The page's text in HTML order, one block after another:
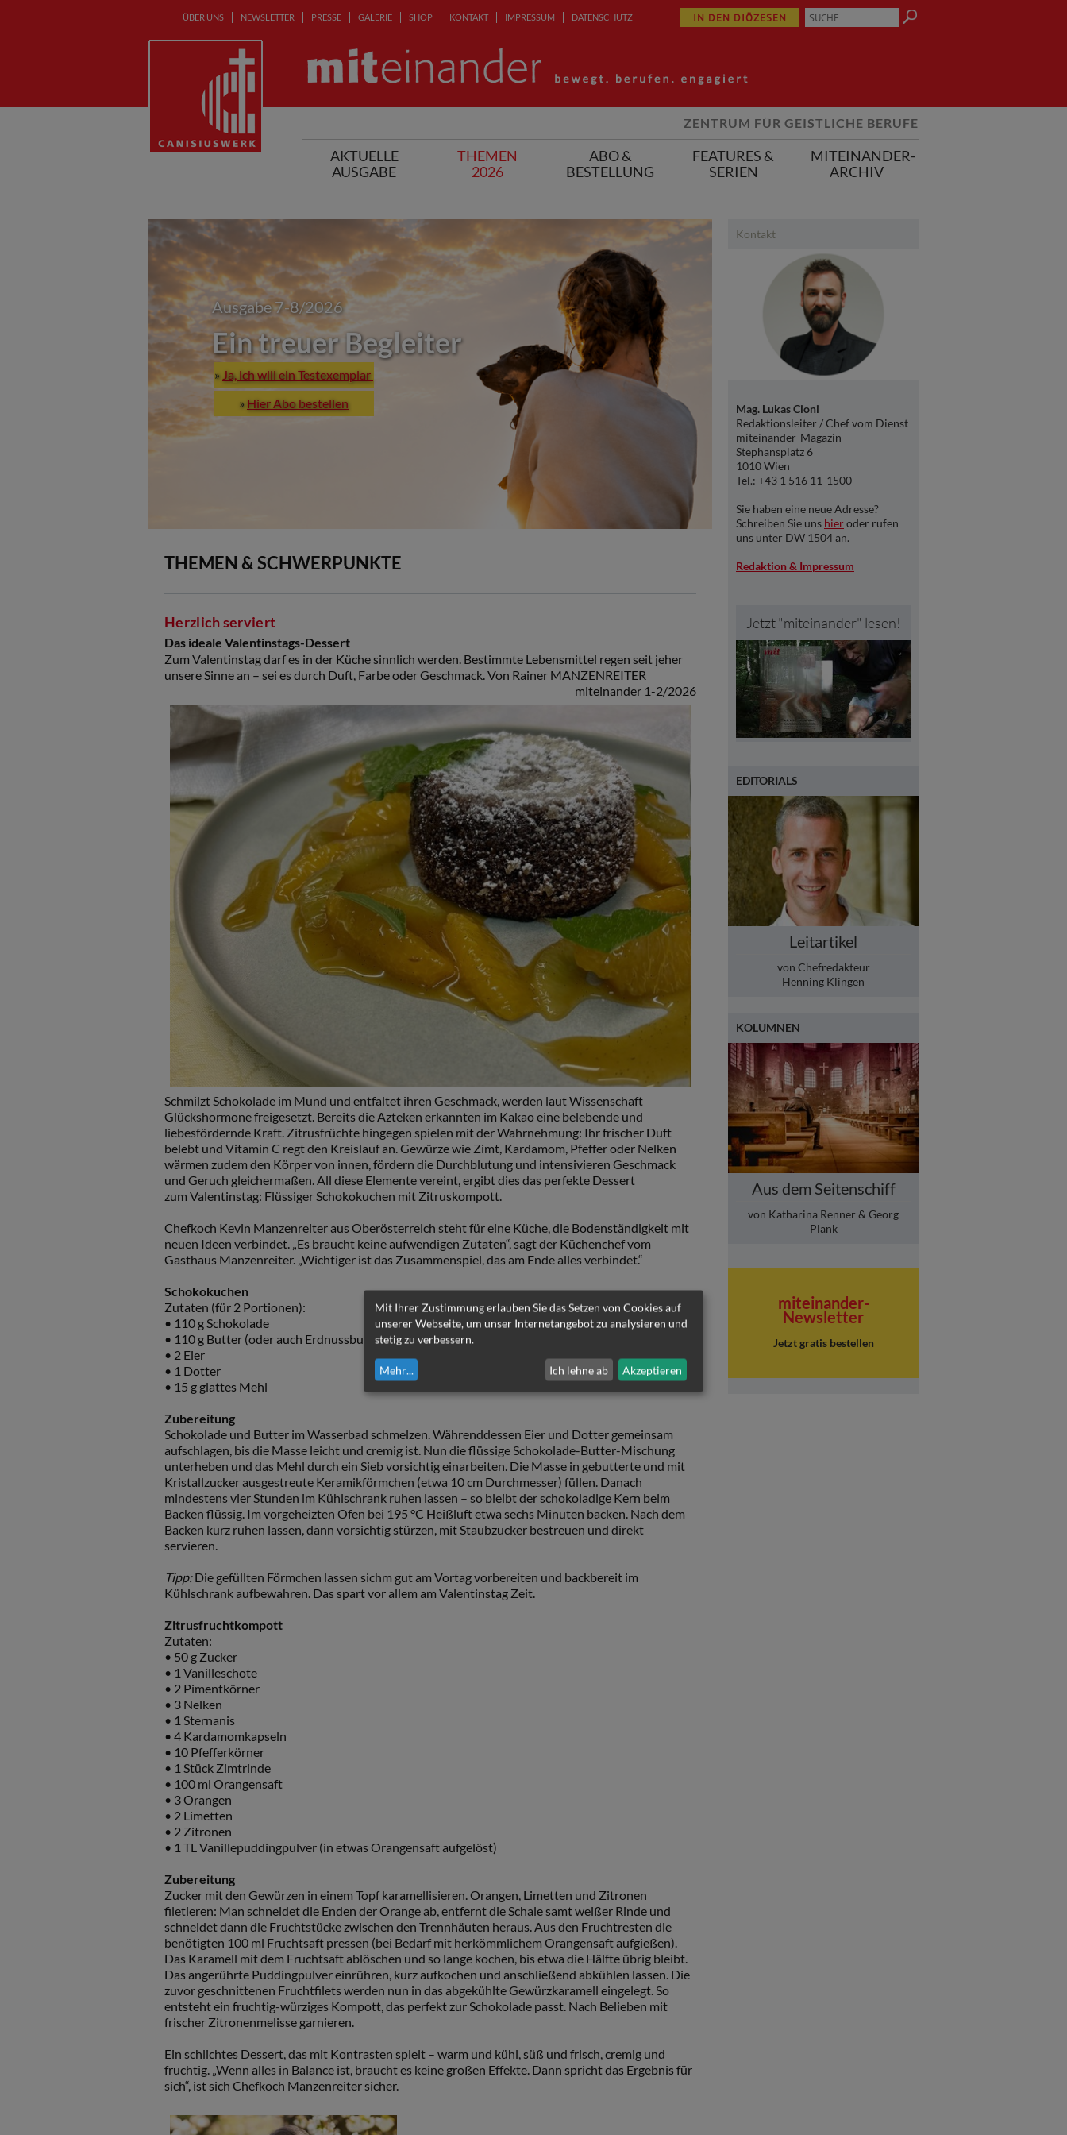
IN DEN DIÖZESEN
ÜBER UNS NEWSLETTER PRESSE GALERIE SHOP KONTAKT IMPRESSUM DATENSCHUTZ
ZENTRUM FÜR GEISTLICHE BERUFE
AKTUELLE
AUSGABE
THEMEN
2026
ABO &
BESTELLUNG
FEATURES &
SERIEN
MITEINANDER-
ARCHIV
Ausgabe 7-8/2026
Ein treuer Begleiter
» Ja, ich will ein Testexemplar
» Hier Abo bestellen
Kontakt
Mag. Lukas Cioni
Redaktionsleiter / Chef vom Dienst
miteinander-Magazin
Stephansplatz 6
1010 Wien
Tel.: +43 1 516 11-1500
Sie haben eine neue Adresse?
Schreiben Sie uns hier oder rufen
uns unter DW 1504 an.
Redaktion & Impressum
Jetzt "miteinander" lesen!
EDITORIALS
Leitartikel
von Chefredakteur
Henning Klingen
KOLUMNEN
Aus dem Seitenschiff
von Katharina Renner & Georg
Plank
miteinander-
Newsletter
Jetzt gratis bestellen
THEMEN & SCHWERPUNKTE
Herzlich serviert
Das ideale Valentinstags-Dessert
Zum Valentinstag darf es in der Küche sinnlich werden. Bestimmte Lebensmittel regen seit jeher
unsere Sinne an – sei es durch Duft, Farbe oder Geschmack. Von Rainer MANZENREITER
miteinander 1-2/2026
Schmilzt Schokolade im Mund und entfaltet ihren Geschmack, werden laut Wissenschaft
Glückshormone freigesetzt. Bereits die Azteken erkannten im Kakao eine belebende und
liebesfördernde Kraft. Zitrusfrüchte hingegen spielen mit der Wahrnehmung: Ihr frischer Duft
belebt und Vitamin C regt den Kreislauf an. Gewürze wie Zimt, Kardamom, Pfeffer oder Nelken
wärmen zudem den Körper von innen, fördern die Durchblutung und intensivieren Geschmack
und Geruch gleichermaßen. All diese Elemente vereint, ergibt dies das perfekte Dessert
zum Valentinstag: Flüssiger Schokokuchen mit Zitruskompott.
Chefkoch Kevin Manzenreiter aus Oberösterreich steht für eine Küche, die Bodenständigkeit mit
neuen Ideen verbindet. „Es braucht keine aufwendigen Zutaten“, sagt der Küchenchef vom
Gasthaus Manzenreiter. „Wichtiger ist das Zusammenspiel, das am Ende alles verbindet.“
Schokokuchen
Zutaten (für 2 Portionen):
• 110 g Schokolade
• 110 g Butter (oder auch Erdnussbutter)
• 2 Eier
• 1 Dotter
• 15 g glattes Mehl
Zubereitung
Schokolade und Butter im Wasserbad schmelzen. Währenddessen Eier und Dotter gemeinsam
aufschlagen, bis die Masse leicht und cremig ist. Nun die flüssige Schokolade-Butter-Mischung
unterheben und das Mehl durch ein Sieb vorsichtig einarbeiten. Die Masse in gebutterte und mit
Kristallzucker ausgestreute Keramikförmchen (etwa 10 cm Durchmesser) füllen. Danach
mindestens vier Stunden im Kühlschrank ruhen lassen – so bleibt der schokoladige Kern beim
Backen flüssig. Im vorgeheizten Ofen bei 195 °C Heißluft etwa sechs Minuten backen. Nach dem
Backen kurz ruhen lassen, dann vorsichtig stürzen, mit Staubzucker bestreuen und direkt
servieren.
Tipp:Die gefüllten Förmchen lassen sichm gut am Vortag vorbereiten und backbereit im
Kühlschrank aufbewahren. Das spart vor allem am Valentinstag Zeit.
Zitrusfruchtkompott
Zutaten:
• 50 g Zucker
• 1 Vanilleschote
• 2 Pimentkörner
• 3 Nelken
• 1 Sternanis
• 4 Kardamomkapseln
• 10 Pfefferkörner
• 1 Stück Zimtrinde
• 100 ml Orangensaft
• 3 Orangen
• 2 Limetten
• 2 Zitronen
• 1 TL Vanillepuddingpulver (in etwas Orangensaft aufgelöst)
Zubereitung
Zucker mit den Gewürzen in einem Topf karamellisieren. Orangen, Limetten und Zitronen
filetieren: Man schneidet die Enden der Orange ab, entfernt die Schale samt weißer Rinde und
schneidet dann die Fruchtstücke zwischen den Trennhäuten heraus. Aus den Fruchtresten die
benötigten 100 ml Fruchtsaft pressen (bei Bedarf mit herkömmlichem Orangensaft aufgießen).
Das Karamell mit dem Fruchtsaft ablöschen und so lange kochen, bis etwa die Hälfte übrig bleibt.
Das angerührte Puddingpulver einrühren, kurz aufkochen und anschließend abkühlen lassen. Die
zuvor geschnittenen Fruchtfilets werden nun in das abgekühlte Gewürzkaramell eingelegt. So
entsteht ein fruchtig-würziges Kompott, das perfekt zur Schokolade passt. Nach Belieben mit
frischer Zitronenmelisse garnieren.
Ein schlichtes Dessert, das mit Kontrasten spielt – warm und kühl, süß und frisch, cremig und
fruchtig. „Wenn alles in Balance ist, braucht es keine großen Effekte. Dann spricht das Ergebnis für
sich“, ist sich Chefkoch Manzenreiter sicher.
Mit Ihrer Zustimmung erlauben Sie das Setzen von Cookies auf
unserer Webseite, um unser Internetangebot zu analysieren und
stetig zu verbessern.
Mehr... Ich lehne ab Akzeptieren